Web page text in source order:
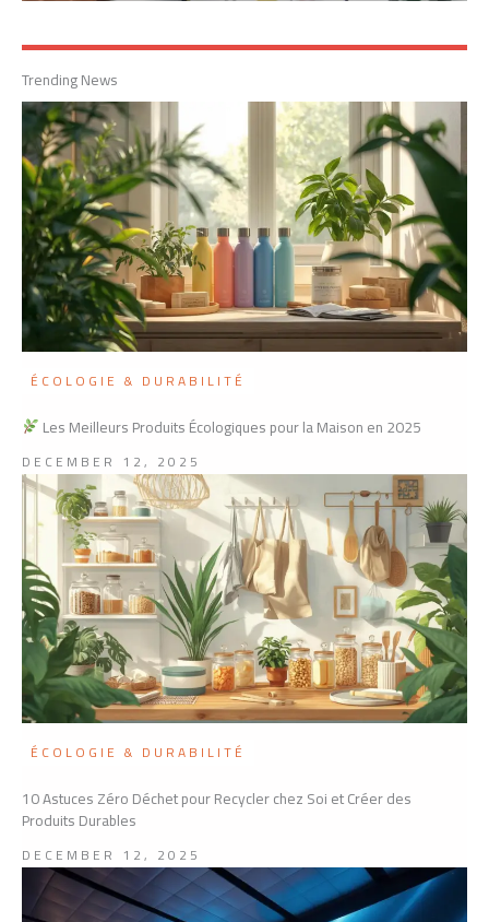
Trending News
ÉCOLOGIE & DURABILITÉ
Les Meilleurs Produits Écologiques pour la Maison en 2025
DECEMBER 12, 2025
ÉCOLOGIE & DURABILITÉ
10 Astuces Zéro Déchet pour Recycler chez Soi et Créer des
Produits Durables
DECEMBER 12, 2025